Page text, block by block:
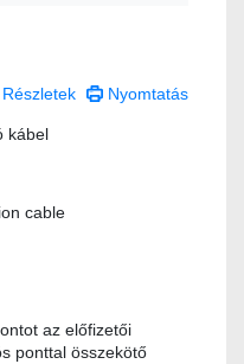
Részletek Nyomtatás
kábel
cable
az előfizetői
ponttal összekötő